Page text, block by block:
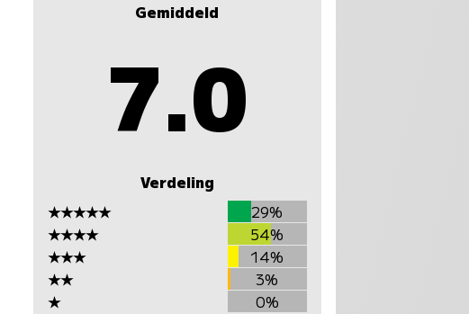
Gemiddeld
7.0
Verdeling
★★★★★
29%
★★★★
54%
★★★
14%
★★
3%
★
0%